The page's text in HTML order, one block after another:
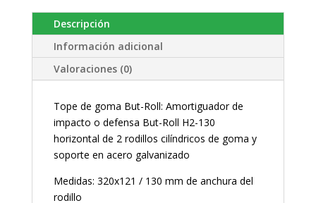
Descripción
Información adicional
Valoraciones (0)
Tope de goma But-Roll: Amortiguador de
impacto o defensa But-Roll H2-130
horizontal de 2 rodillos cilíndricos de goma y
soporte en acero galvanizado
Medidas: 320x121 / 130 mm de anchura del
rodillo